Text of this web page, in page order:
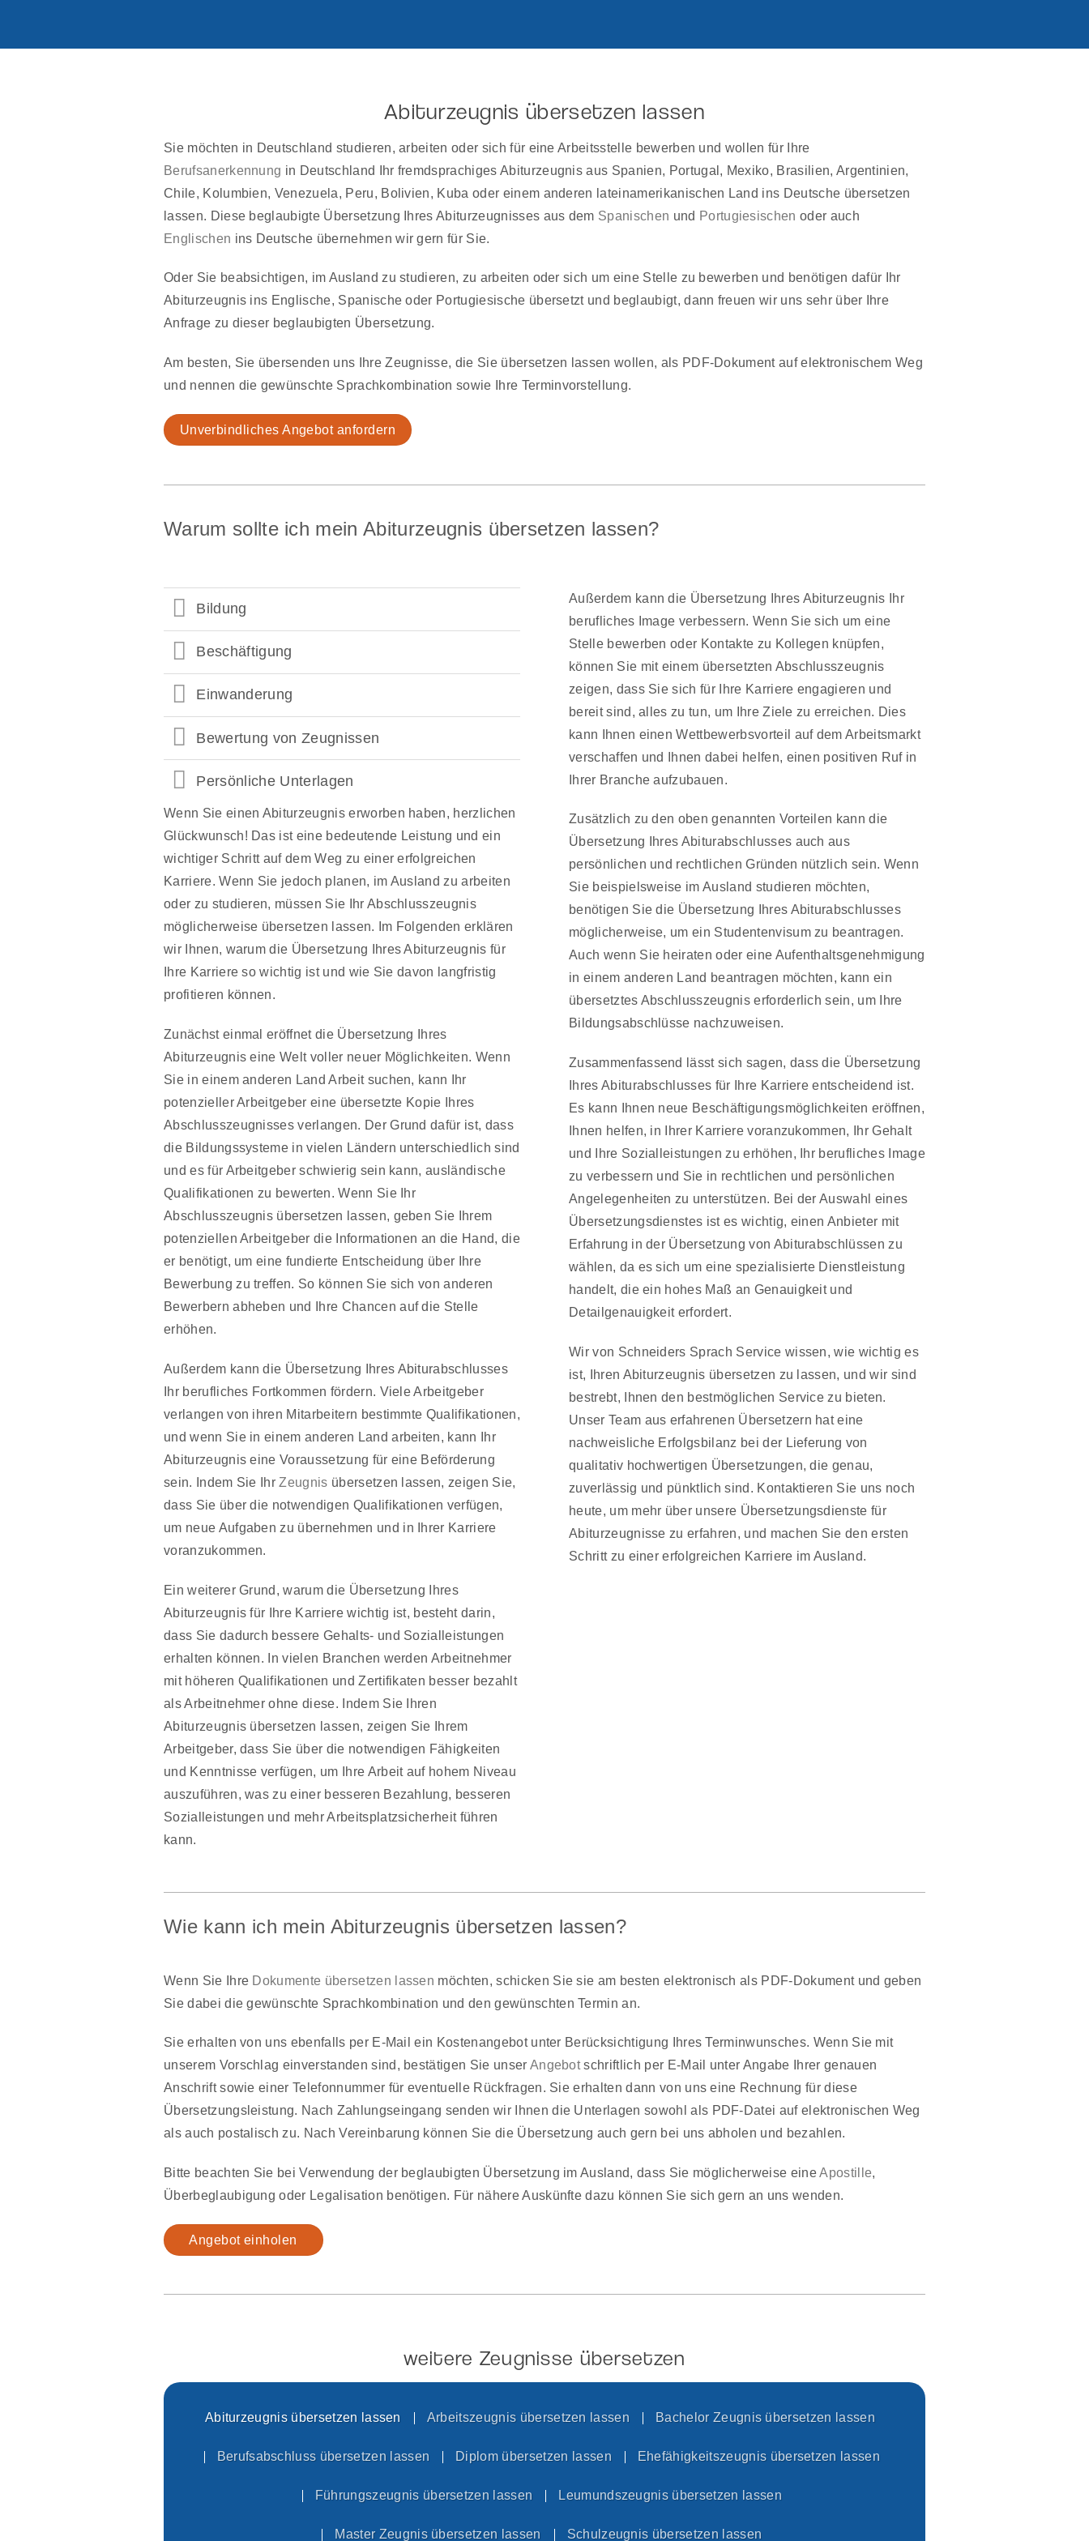
Abiturzeugnis übersetzen lassen
Sie möchten in Deutschland studieren, arbeiten oder sich für eine Arbeitsstelle bewerben und wollen für Ihre
Berufsanerkennung in Deutschland Ihr fremdsprachiges Abiturzeugnis aus Spanien, Portugal, Mexiko, Brasilien, Argentinien,
Chile, Kolumbien, Venezuela, Peru, Bolivien, Kuba oder einem anderen lateinamerikanischen Land ins Deutsche übersetzen
lassen. Diese beglaubigte Übersetzung Ihres Abiturzeugnisses aus dem Spanischen und Portugiesischen oder auch
Englischen ins Deutsche übernehmen wir gern für Sie.
Oder Sie beabsichtigen, im Ausland zu studieren, zu arbeiten oder sich um eine Stelle zu bewerben und benötigen dafür Ihr
Abiturzeugnis ins Englische, Spanische oder Portugiesische übersetzt und beglaubigt, dann freuen wir uns sehr über Ihre
Anfrage zu dieser beglaubigten Übersetzung.
Am besten, Sie übersenden uns Ihre Zeugnisse, die Sie übersetzen lassen wollen, als PDF-Dokument auf elektronischem Weg
und nennen die gewünschte Sprachkombination sowie Ihre Terminvorstellung.
Unverbindliches Angebot anfordern
Warum sollte ich mein Abiturzeugnis übersetzen lassen?
Bildung
Beschäftigung
Einwanderung
Bewertung von Zeugnissen
Persönliche Unterlagen
Wenn Sie einen Abiturzeugnis erworben haben, herzlichen
Glückwunsch! Das ist eine bedeutende Leistung und ein
wichtiger Schritt auf dem Weg zu einer erfolgreichen
Karriere. Wenn Sie jedoch planen, im Ausland zu arbeiten
oder zu studieren, müssen Sie Ihr Abschlusszeugnis
möglicherweise übersetzen lassen. Im Folgenden erklären
wir Ihnen, warum die Übersetzung Ihres Abiturzeugnis für
Ihre Karriere so wichtig ist und wie Sie davon langfristig
profitieren können.
Zunächst einmal eröffnet die Übersetzung Ihres
Abiturzeugnis eine Welt voller neuer Möglichkeiten. Wenn
Sie in einem anderen Land Arbeit suchen, kann Ihr
potenzieller Arbeitgeber eine übersetzte Kopie Ihres
Abschlusszeugnisses verlangen. Der Grund dafür ist, dass
die Bildungssysteme in vielen Ländern unterschiedlich sind
und es für Arbeitgeber schwierig sein kann, ausländische
Qualifikationen zu bewerten. Wenn Sie Ihr
Abschlusszeugnis übersetzen lassen, geben Sie Ihrem
potenziellen Arbeitgeber die Informationen an die Hand, die
er benötigt, um eine fundierte Entscheidung über Ihre
Bewerbung zu treffen. So können Sie sich von anderen
Bewerbern abheben und Ihre Chancen auf die Stelle
erhöhen.
Außerdem kann die Übersetzung Ihres Abiturabschlusses
Ihr berufliches Fortkommen fördern. Viele Arbeitgeber
verlangen von ihren Mitarbeitern bestimmte Qualifikationen,
und wenn Sie in einem anderen Land arbeiten, kann Ihr
Abiturzeugnis eine Voraussetzung für eine Beförderung
sein. Indem Sie IhrZeugnis übersetzen lassen, zeigen Sie,
dass Sie über die notwendigen Qualifikationen verfügen,
um neue Aufgaben zu übernehmen und in Ihrer Karriere
voranzukommen.
Ein weiterer Grund, warum die Übersetzung Ihres
Abiturzeugnis für Ihre Karriere wichtig ist, besteht darin,
dass Sie dadurch bessere Gehalts- und Sozialleistungen
erhalten können. In vielen Branchen werden Arbeitnehmer
mit höheren Qualifikationen und Zertifikaten besser bezahlt
als Arbeitnehmer ohne diese. Indem Sie Ihren
Abiturzeugnis übersetzen lassen, zeigen Sie Ihrem
Arbeitgeber, dass Sie über die notwendigen Fähigkeiten
und Kenntnisse verfügen, um Ihre Arbeit auf hohem Niveau
auszuführen, was zu einer besseren Bezahlung, besseren
Sozialleistungen und mehr Arbeitsplatzsicherheit führen
kann.
Außerdem kann die Übersetzung Ihres Abiturzeugnis Ihr
berufliches Image verbessern. Wenn Sie sich um eine
Stelle bewerben oder Kontakte zu Kollegen knüpfen,
können Sie mit einem übersetzten Abschlusszeugnis
zeigen, dass Sie sich für Ihre Karriere engagieren und
bereit sind, alles zu tun, um Ihre Ziele zu erreichen. Dies
kann Ihnen einen Wettbewerbsvorteil auf dem Arbeitsmarkt
verschaffen und Ihnen dabei helfen, einen positiven Ruf in
Ihrer Branche aufzubauen.
Zusätzlich zu den oben genannten Vorteilen kann die
Übersetzung Ihres Abiturabschlusses auch aus
persönlichen und rechtlichen Gründen nützlich sein. Wenn
Sie beispielsweise im Ausland studieren möchten,
benötigen Sie die Übersetzung Ihres Abiturabschlusses
möglicherweise, um ein Studentenvisum zu beantragen.
Auch wenn Sie heiraten oder eine Aufenthaltsgenehmigung
in einem anderen Land beantragen möchten, kann ein
übersetztes Abschlusszeugnis erforderlich sein, um Ihre
Bildungsabschlüsse nachzuweisen.
Zusammenfassend lässt sich sagen, dass die Übersetzung
Ihres Abiturabschlusses für Ihre Karriere entscheidend ist.
Es kann Ihnen neue Beschäftigungsmöglichkeiten eröffnen,
Ihnen helfen, in Ihrer Karriere voranzukommen, Ihr Gehalt
und Ihre Sozialleistungen zu erhöhen, Ihr berufliches Image
zu verbessern und Sie in rechtlichen und persönlichen
Angelegenheiten zu unterstützen. Bei der Auswahl eines
Übersetzungsdienstes ist es wichtig, einen Anbieter mit
Erfahrung in der Übersetzung von Abiturabschlüssen zu
wählen, da es sich um eine spezialisierte Dienstleistung
handelt, die ein hohes Maß an Genauigkeit und
Detailgenauigkeit erfordert.
Wir von Schneiders Sprach Service wissen, wie wichtig es
ist, Ihren Abiturzeugnis übersetzen zu lassen, und wir sind
bestrebt, Ihnen den bestmöglichen Service zu bieten.
Unser Team aus erfahrenen Übersetzern hat eine
nachweisliche Erfolgsbilanz bei der Lieferung von
qualitativ hochwertigen Übersetzungen, die genau,
zuverlässig und pünktlich sind. Kontaktieren Sie uns noch
heute, um mehr über unsere Übersetzungsdienste für
Abiturzeugnisse zu erfahren, und machen Sie den ersten
Schritt zu einer erfolgreichen Karriere im Ausland.
Wie kann ich mein Abiturzeugnis übersetzen lassen?
Wenn Sie Ihre Dokumente übersetzen lassen möchten, schicken Sie sie am besten elektronisch als PDF-Dokument und geben
Sie dabei die gewünschte Sprachkombination und den gewünschten Termin an.
Sie erhalten von uns ebenfalls per E-Mail ein Kostenangebot unter Berücksichtigung Ihres Terminwunsches. Wenn Sie mit
unserem Vorschlag einverstanden sind, bestätigen Sie unser Angebotschriftlich per E-Mail unter Angabe Ihrer genauen
Anschrift sowie einer Telefonnummer für eventuelle Rückfragen. Sie erhalten dann von uns eine Rechnung für diese
Übersetzungsleistung. Nach Zahlungseingang senden wir Ihnen die Unterlagen sowohl als PDF-Datei auf elektronischen Weg
als auch postalisch zu. Nach Vereinbarung können Sie die Übersetzung auch gern bei uns abholen und bezahlen.
Bitte beachten Sie bei Verwendung der beglaubigten Übersetzung im Ausland, dass Sie möglicherweise eineApostille,
Überbeglaubigung oder Legalisation benötigen. Für nähere Auskünfte dazu können Sie sich gern an uns wenden.
Angebot einholen
weitere Zeugnisse übersetzen
Abiturzeugnis übersetzen lassen Arbeitszeugnis übersetzen lassen Bachelor Zeugnis übersetzen lassen
Berufsabschluss übersetzen lassen Diplom übersetzen lassen Ehefähigkeitszeugnis übersetzen lassen
Führungszeugnis übersetzen lassen Leumundszeugnis übersetzen lassen
Master Zeugnis übersetzen lassen Schulzeugnis übersetzen lassen